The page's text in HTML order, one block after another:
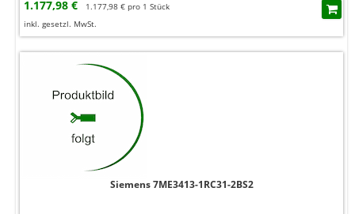
1.177,98 €
1.177,98 € pro 1 Stück
inkl. gesetzl. MwSt.
Siemens 7ME3413-1RC31-2BS2